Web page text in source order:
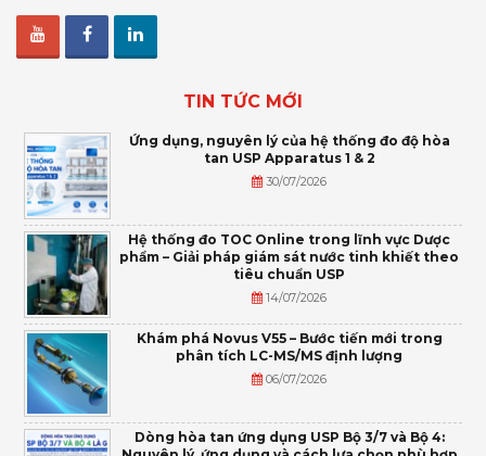
TIN TỨC MỚI
Ứng dụng, nguyên lý của hệ thống đo độ hòa
tan USP Apparatus 1 & 2
30/07/2026
Hệ thống đo TOC Online trong lĩnh vực Dược
phẩm – Giải pháp giám sát nước tinh khiết theo
tiêu chuẩn USP
14/07/2026
Khám phá Novus V55 – Bước tiến mới trong
phân tích LC-MS/MS định lượng
06/07/2026
Dòng hòa tan ứng dụng USP Bộ 3/7 và Bộ 4: